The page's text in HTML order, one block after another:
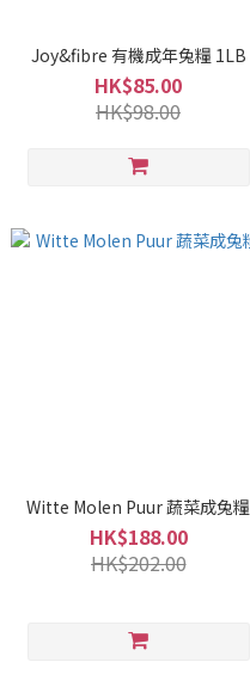
Joy&fibre 有機成年兔糧 1LB
HK$85.00
HK$98.00
Witte Molen Puur 蔬菜成兔糧
HK$188.00
HK$202.00